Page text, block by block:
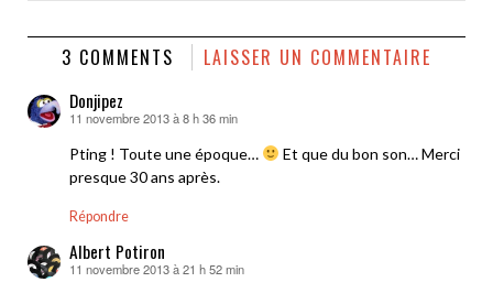
3 COMMENTS LAISSER UN COMMENTAIRE
Donjipez
dit :
11 novembre 2013 à 8 h 36 min
Pting ! Toute une époque…
Et que du bon son… Merci
presque 30 ans après.
Répondre
Albert Potiron
dit :
11 novembre 2013 à 21 h 52 min